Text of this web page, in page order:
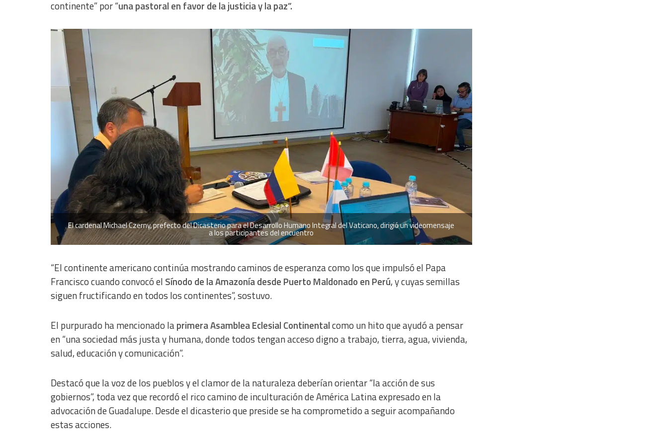
continente” por “una pastoral en favor de la justicia y la paz”.
El cardenal Michael Czerny, prefecto del Dicasterio para el Desarrollo Humano Integral del Vaticano, dirigió un videomensaje
a los participantes del encuentro
“El continente americano continúa mostrando caminos de esperanza como los que impulsó el Papa
Francisco cuando convocó el Sínodo de la Amazonía desde Puerto Maldonado en Perú, y cuyas semillas
siguen fructificando en todos los continentes”, sostuvo.
El purpurado ha mencionado laprimera Asamblea Eclesial Continentalcomo un hito que ayudó a pensar
en “una sociedad más justa y humana, donde todos tengan acceso digno a trabajo, tierra, agua, vivienda,
salud, educación y comunicación”.
Destacó que la voz de los pueblos y el clamor de la naturaleza deberían orientar “la acción de sus
gobiernos”, toda vez que recordó el rico camino de inculturación de América Latina expresado en la
advocación de Guadalupe. Desde el dicasterio que preside se ha comprometido a seguir acompañando
estas acciones.
IAB Special Features:
Use precise geolocation data
Identify devices based on information actively requested
Non-IAB processing purposes: